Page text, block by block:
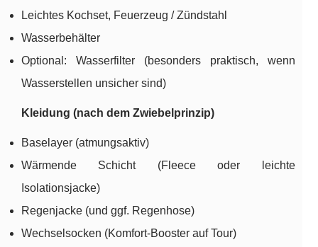
Leichtes Kochset, Feuerzeug / Zündstahl
Wasserbehälter
Optional: Wasserfilter (besonders praktisch, wenn
Wasserstellen unsicher sind)
Kleidung (nach dem Zwiebelprinzip)
Baselayer (atmungsaktiv)
Wärmende Schicht (Fleece oder leichte
Isolationsjacke)
Regenjacke (und ggf. Regenhose)
Wechselsocken (Komfort-Booster auf Tour)